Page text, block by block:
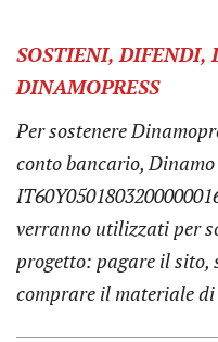
SOSTIENI, DIFENDI,
DINAMOPRESS
Per sostenere
conto bancario,
verranno utilizzati per
progetto: pagare il
comprare il materiale